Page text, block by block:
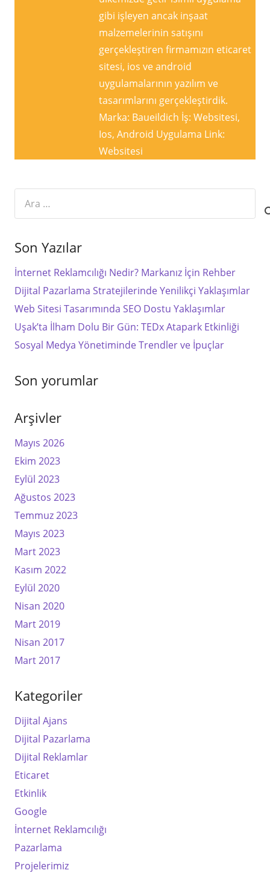
gibi işleyen ancak inşaat
malzemelerinin satışını
gerçekleştiren firmamızın eticaret
sitesi, ios ve android
uygulamalarının yazılım ve
tasarımlarını gerçekleştirdik.
Marka: Baueildich İş: Websitesi,
Ios, Android Uygulama Link:
Websitesi
Son Yazılar
İnternet Reklamcılığı Nedir? Markanız İçin Rehber
Dijital Pazarlama Stratejilerinde Yenilikçi Yaklaşımlar
Web Sitesi Tasarımında SEO Dostu Yaklaşımlar
Uşak’ta İlham Dolu Bir Gün: TEDx Atapark Etkinliği
Sosyal Medya Yönetiminde Trendler ve İpuçlar
Son yorumlar
Arşivler
Mayıs 2026
Ekim 2023
Eylül 2023
Ağustos 2023
Temmuz 2023
Mayıs 2023
Mart 2023
Kasım 2022
Eylül 2020
Nisan 2020
Mart 2019
Nisan 2017
Mart 2017
Kategoriler
Dijital Ajans
Dijital Pazarlama
Dijital Reklamlar
Eticaret
Etkinlik
Google
İnternet Reklamcılığı
Pazarlama
Projelerimiz